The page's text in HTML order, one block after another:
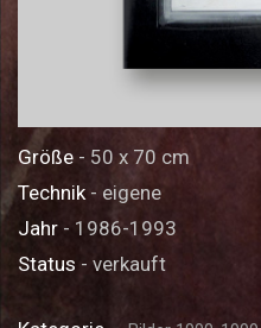
Größe - 50 x 70 cm
Technik- eigene
Jahr - 1986-1993
Status - verkauft